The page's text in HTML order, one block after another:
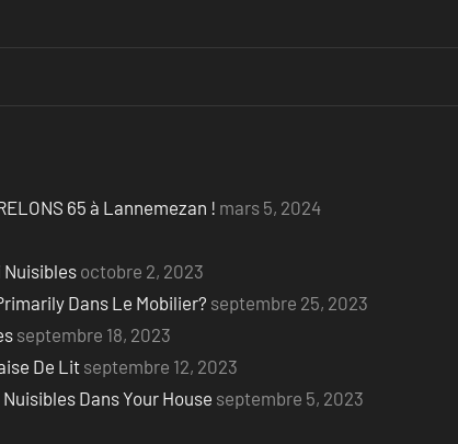
65 à Lannemezan ! mars 5, 2024
Nuisibles octobre 2, 2023
Dans Le Mobilier? septembre 25, 2023
septembre 18, 2023
De Lit septembre 12, 2023
Dans Your House septembre 5, 2023